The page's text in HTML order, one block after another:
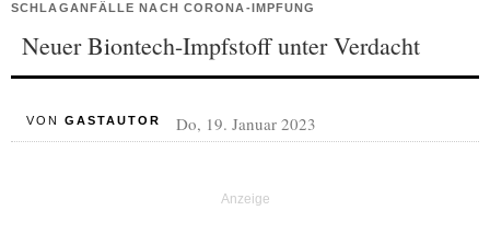
SCHLAGANFÄLLE NACH CORONA-IMPFUNG
Neuer Biontech-Impfstoff unter Verdacht
VON GASTAUTOR Do, 19. Januar 2023